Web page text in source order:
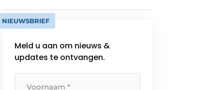
NIEUWSBRIEF
Meld u aan om nieuws &
updates te ontvangen.